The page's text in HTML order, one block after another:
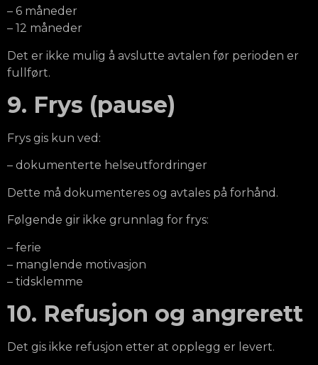
– 6 måneder
– 12 måneder
Det er ikke mulig å avslutte avtalen før perioden er
fullført.
9. Frys (pause)
Frys gis kun ved:
– dokumenterte helseutfordringer
Dette må dokumenteres og avtales på forhånd.
Følgende gir ikke grunnlag for frys:
– ferie
– manglende motivasjon
– tidsklemme
10. Refusjon og angrerett
Det gis ikke refusjon etter at opplegg er levert.